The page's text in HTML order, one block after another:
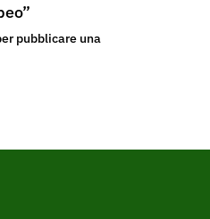
pubblicare una